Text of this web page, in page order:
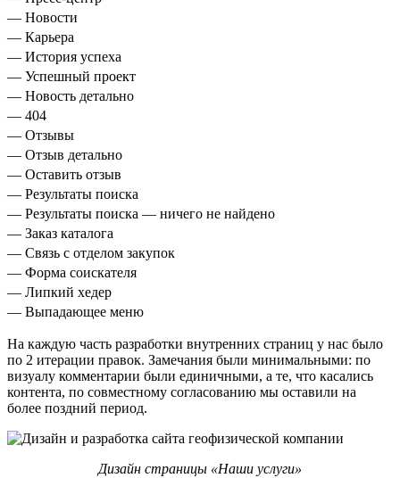
— Новости
— Карьера
— История успеха
— Успешный проект
— Новость детально
— 404
— Отзывы
— Отзыв детально
— Оставить отзыв
— Результаты поиска
— Результаты поиска — ничего не найдено
— Заказ каталога
— Связь с отделом закупок
— Форма соискателя
— Липкий хедер
— Выпадающее меню
На каждую часть разработки внутренних страниц у нас было
по 2 итерации правок. Замечания были минимальными: по
визуалу комментарии были единичными, а те, что касались
контента, по совместному согласованию мы оставили на
более поздний период.
Дизайн страницы «Наши услуги»